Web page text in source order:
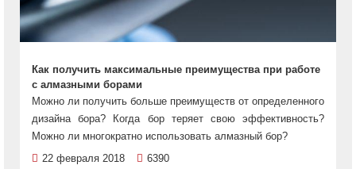
Как получить максимальные преимущества при работе
с алмазными борами
Можно ли получить больше преимуществ от определенного
дизайна бора? Когда бор теряет свою эффективность?
Можно ли многократно использовать алмазный бор?
22 февраля 2018
6390